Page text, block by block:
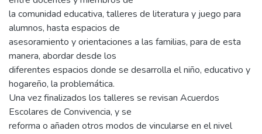
la comunidad educativa, talleres de literatura y juego para
alumnos, hasta espacios de
asesoramiento y orientaciones a las familias, para de esta
manera, abordar desde los
diferentes espacios donde se desarrolla el niño, educativo y
hogareño, la problemática.
Una vez finalizados los talleres se revisan Acuerdos
Escolares de Convivencia, y se
reforma o añaden otros modos de vincularse en el nivel